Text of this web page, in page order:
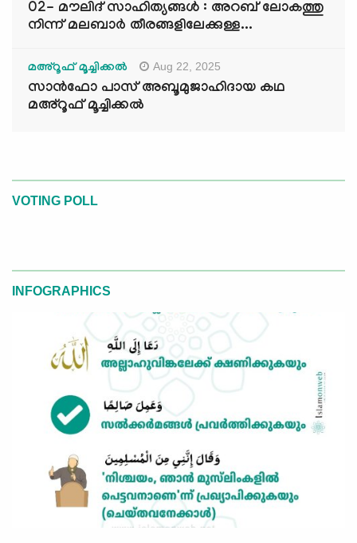
02- മൗലിദ് സാഹിത്യങ്ങൾ : അറബ് ലോകത്തു
നിന്ന് മലബാർ തീരങ്ങളിലേക്കുള്ള...
മഅ്റൂഫ് മൂച്ചിക്കല്‍ Aug 22, 2025
സാൻഫോ പാസ് അബൂമുജാഹിദായ കഥ
മഅ്റൂഫ് മൂച്ചിക്കല്‍
VOTING POLL
INFOGRAPHICS